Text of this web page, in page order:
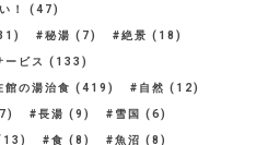
！ (47)
秘湯 (7) 絶景 (18)
ービス (133)
館の湯治食 (419) 自然 (12)
長湯 (9) 雪国 (6)
食 (8) 魚沼 (8)